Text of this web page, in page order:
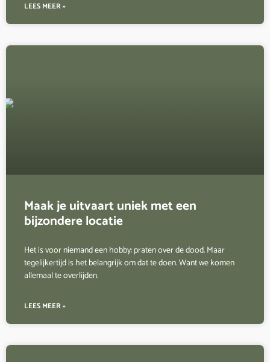
LEES MEER »
Maak je uitvaart uniek met een
bijzondere locatie
Het is voor niemand een hobby: praten over de dood. Maar
tegelijkertijd is het belangrijk om dat te doen. Want we komen
allemaal te overlijden.
LEES MEER »